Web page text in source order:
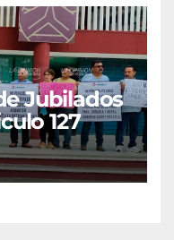
Jubilados
127